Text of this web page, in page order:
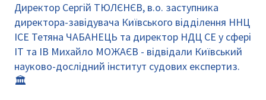
Директор Сергій ТЮЛЄНЄВ, в.о. заступника
директора-завідувача Київського відділення ННЦ
ІСЕ Тетяна ЧАБАНЕЦЬ та директор НДЦ СЕ у сфері
ІТ та ІВ Михайло МОЖАЄВ - відвідали Київський
науково-дослідний інститут судових експертиз.
🏛️